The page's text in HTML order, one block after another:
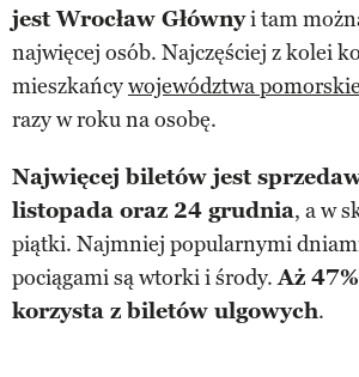
jest Wrocław Głównyi tam
najwięcej osób. Najczęściej z kolei
mieszkańcywojewództwa
razy w roku na osobę.
Najwięcej biletów jest
listopada oraz 24 grudnia, a w
piątki. Najmniej popularnymi
pociągami są wtorki i środy.Aż
korzysta z biletów ulgowych.